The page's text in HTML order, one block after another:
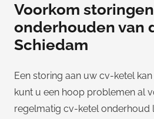
Voorkom
onderhouden van
Schiedam
Een storing aan uw cv-ketel
kunt u een hoop problemen al
regelmatig cv-ketel onderhoud